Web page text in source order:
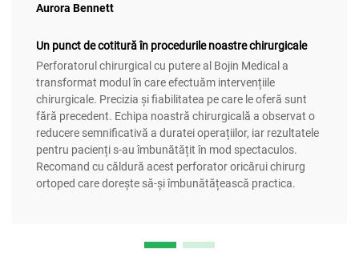
Aurora Bennett
Un punct de cotitură în procedurile noastre chirurgicale
Perforatorul chirurgical cu putere al Bojin Medical a
transformat modul în care efectuăm intervențiile
chirurgicale. Precizia și fiabilitatea pe care le oferă sunt
fără precedent. Echipa noastră chirurgicală a observat o
reducere semnificativă a duratei operațiilor, iar rezultatele
pentru pacienți s-au îmbunătățit în mod spectaculos.
Recomand cu căldură acest perforator oricărui chirurg
ortoped care dorește să-și îmbunătățească practica.